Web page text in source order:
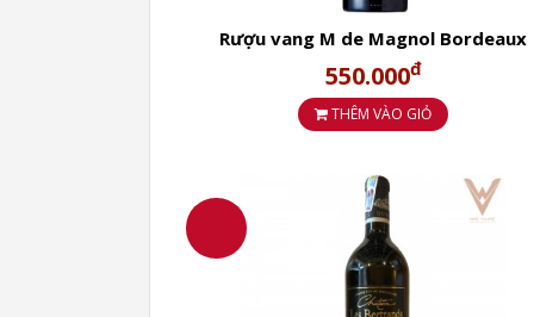
Rượu vang M de Magnol Bordeaux
550.000đ
THÊM VÀO GIỎ